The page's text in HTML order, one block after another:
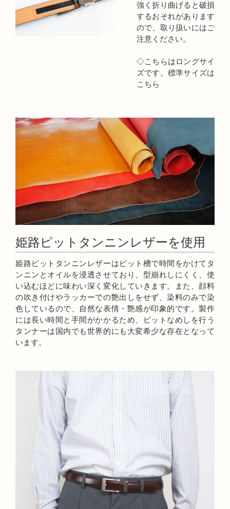
強く折り曲げると破損
するおそれがあります
ので、取り扱いにはご
注意ください。
◇こちらはロングサイ
ズです。 標準サイズは
こちら
姫路ピットタンニンレザーを使用
姫路ピットタンニンレザーはピット槽で時間をかけてタ
ンニンとオイルを浸透させており、型崩れしにくく、使
い込むほどに味わい深く変化していきます。また、顔料
の吹き付けやラッカーでの艶出しをせず、染料のみで染
色しているので、自然な表情・艶感が印象的です。製作
には長い時間と手間がかかるため、ピットなめしを行う
タンナーは国内でも世界的にも大変希少な存在となって
います。